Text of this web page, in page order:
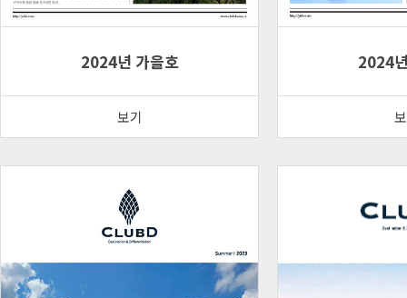
2024년 가을호
보기
2024